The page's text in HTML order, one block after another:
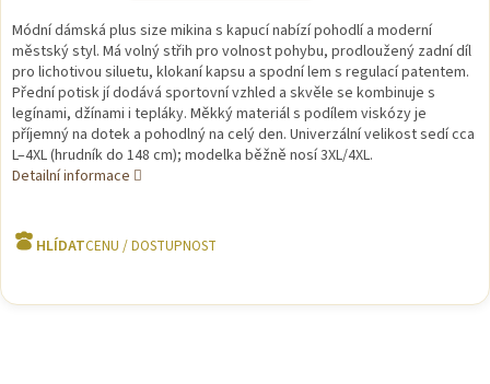
Módní dámská plus size mikina s kapucí nabízí pohodlí a moderní
městský styl. Má volný střih pro volnost pohybu, prodloužený zadní díl
pro lichotivou siluetu, klokaní kapsu a spodní lem s regulací patentem.
Přední potisk jí dodává sportovní vzhled a skvěle se kombinuje s
legínami, džínami i tepláky. Měkký materiál s podílem viskózy je
příjemný na dotek a pohodlný na celý den. Univerzální velikost sedí cca
L–4XL (hrudník do 148 cm); modelka běžně nosí 3XL/4XL.
Detailní informace
HLÍDAT